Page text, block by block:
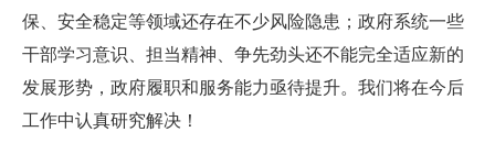
保、安全稳定等领域还存在不少风险隐患；政府系统一些
干部学习意识、担当精神、争先劲头还不能完全适应新的
发展形势，政府履职和服务能力亟待提升。我们将在今后
工作中认真研究解决！